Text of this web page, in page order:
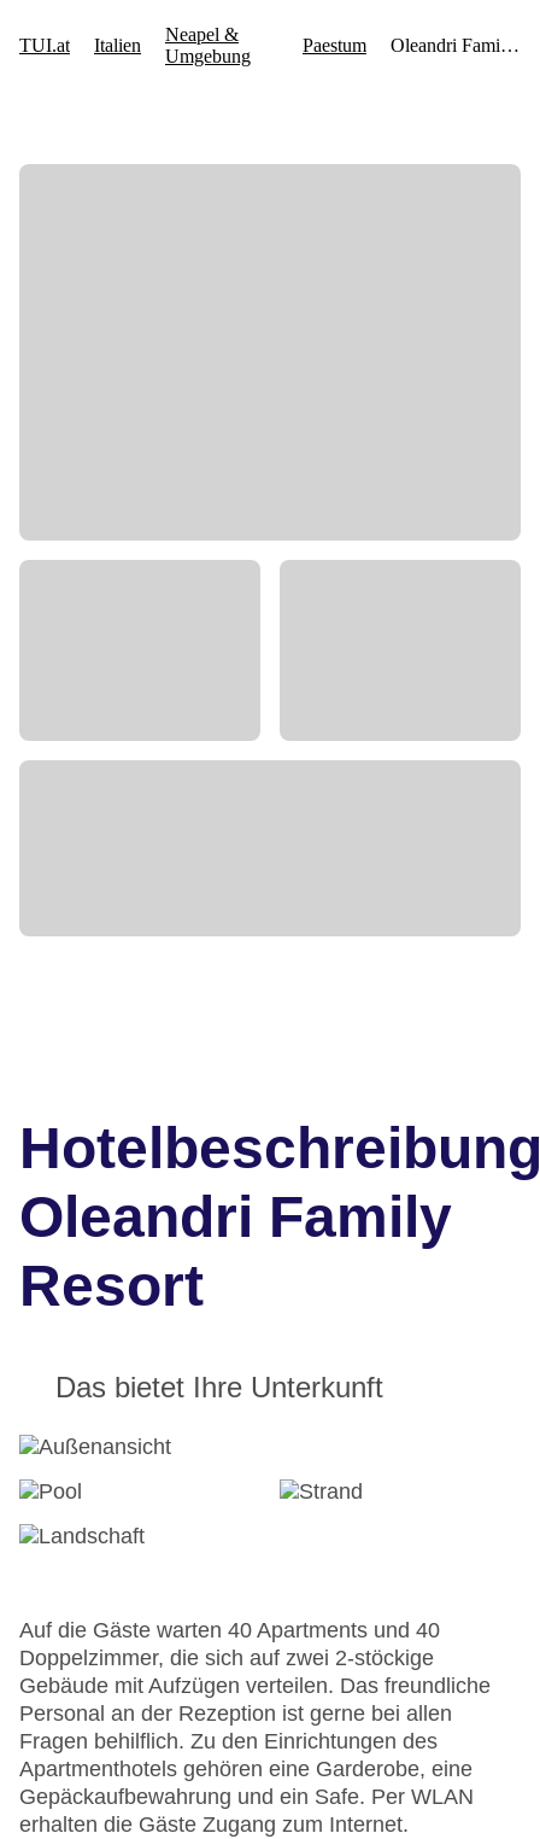
Oleandri Family
Resort
Das bietet Ihre Unterkunft
Auf die Gäste warten 40 Apartments und 40
Doppelzimmer, die sich auf zwei 2-stöckige
Gebäude mit Aufzügen verteilen. Das freundliche
Personal an der Rezeption ist gerne bei allen
Fragen behilflich. Zu den Einrichtungen des
Apartmenthotels gehören eine Garderobe, eine
Gepäckaufbewahrung und ein Safe. Per WLAN
erhalten die Gäste Zugang zum Internet.